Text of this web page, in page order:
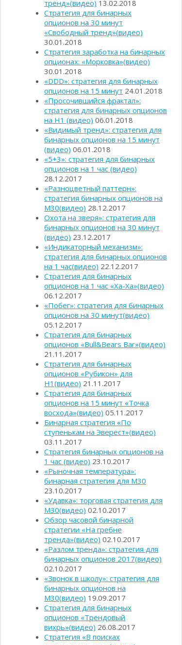
тренд»(видео) 13.02.2018
Стратегия для бинарных
опционов на 30 минут
«Свободный тренд»(видео)
30.01.2018
Стратегия заработка на бинарных
опционах: «Морковка»(видео)
30.01.2018
«DDD»: стратегия для бинарных
опционов на 15 минут 24.01.2018
«Просочившийся фрактал»:
стратегия для бинарных опционов
на Н1 (видео) 06.01.2018
«Видимый тренд»: стратегия для
бинарных опционов на 15 минут
(видео) 06.01.2018
«5+3»: стратегия для бинарных
опционов на 1 час (видео)
28.12.2017
«Разноцветный паттерн»:
стратегия бинарных опционов на
М30(видео) 28.12.2017
Охота на зверя»: стратегия для
бинарных опционов на 30 минут
(видео) 23.12.2017
«Индикаторный механизм»:
стратегия для бинарных опционов
на 1 час(видео) 22.12.2017
Стратегия для бинарных
опционов на 1 час «Ха-Ха»(видео)
06.12.2017
«Побег»: стратегия для бинарных
опционов на 30 минут(видео)
05.12.2017
Стратегия для бинарных
опционов «Bull&Bears Bar»(видео)
21.11.2017
Стратегия для бинарных
опционов «Рубикон» для
Н1(видео) 21.11.2017
Стратегия для бинарных
опционов на 15 минут «Точка
восхода»(видео) 05.11.2017
Бинарная стратегия «По
ступенькам на Эверест»(видео)
03.11.2017
Стратегия бинарных опционов на
1 час (видео) 23.10.2017
«Рыночная температура»:
бинарная стратегия для М30
23.10.2017
«Удавка»: торговая стратегия для
М30(видео) 02.10.2017
Обзор часовой бинарной
стратегии «На гребне
тренда»(видео) 02.10.2017
«Разлом тренда»: стратегия для
бинарных опционов 2017(видео)
02.10.2017
«Звонок в школу»: стратегия для
бинарных опционов на
М30(видео) 19.09.2017
Стратегия для бинарных
опционов «Трендовый
вихрь»(видео) 26.08.2017
Стратегия «В поисках